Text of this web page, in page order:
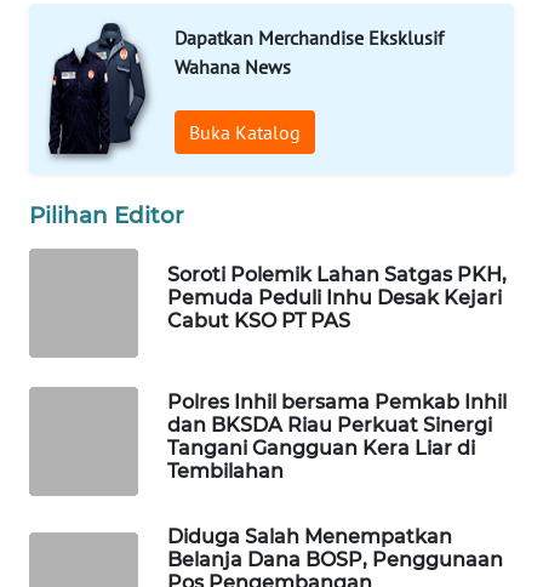
Dapatkan Merchandise Eksklusif
Wahana News
Buka Katalog
Pilihan Editor
Soroti Polemik Lahan Satgas PKH,
Pemuda Peduli Inhu Desak Kejari
Cabut KSO PT PAS
Polres Inhil bersama Pemkab Inhil
dan BKSDA Riau Perkuat Sinergi
Tangani Gangguan Kera Liar di
Tembilahan
Diduga Salah Menempatkan
Belanja Dana BOSP, Penggunaan
HEALTH
WAHANA
DESA
WISATA
LAPAK
WAHANA
KELISTRIKAN